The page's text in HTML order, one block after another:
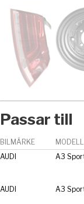
Passar till
BILMÄRKE
AUDI
A3
AUDI
A3